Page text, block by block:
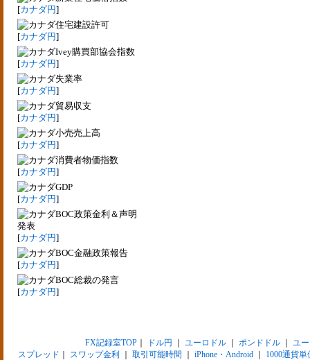
[カナダ円]
住宅建設許可
[カナダ円]
Ivey購買部協会指数
[カナダ円]
失業率
[カナダ円]
貿易収支
[カナダ円]
小売売上高
[カナダ円]
消費者物価指数
[カナダ円]
GDP
[カナダ円]
BOC政策金利＆声明
発表
[カナダ円]
BOC金融政策報告
[カナダ円]
BOC総裁の発言
[カナダ円]
FX記録室TOP｜ ドル円 ユーロドル｜ ポンドドル｜ ユ
スプレッド
スワップ金利 取引可能時間 iPhone・Android 1000通貨単